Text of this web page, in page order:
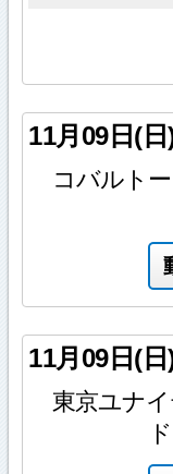
11月09日(日
コバルト
11月09日(日
東京ユナ